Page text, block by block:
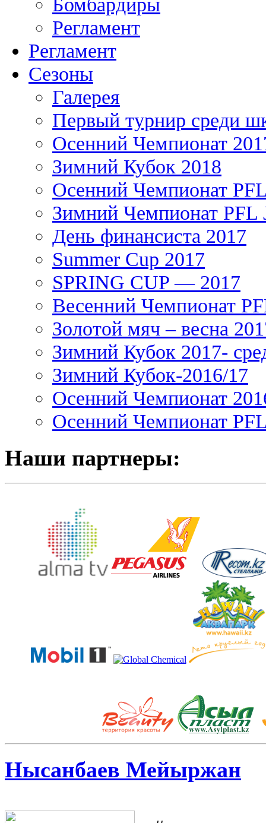
Регламент
Регламент
Сезоны
Галерея
Первый турнир среди
Осенний Чемпионат
Зимний Кубок 2018
Осенний Чемпионат
Зимний Чемпионат PFL
День финансиста 2017
Summer Cup 2017
SPRING CUP — 2017
Весенний Чемпионат
Золотой мяч – весна
Зимний Кубок 2017-
Зимний Кубок-2016/17
Осенний Чемпионат
Осенний Чемпионат
Наши партнеры:
Нысанбаев Мейыржан